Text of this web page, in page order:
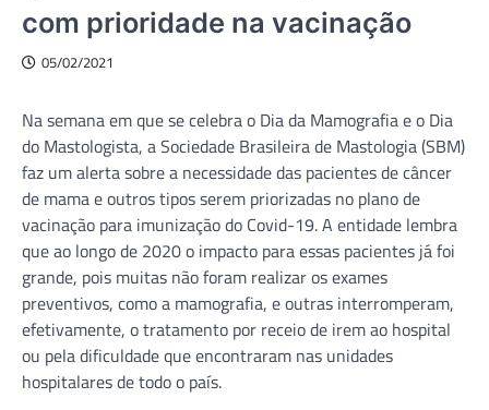
com prioridade na vacinação
05/02/2021
Na semana em que se celebra o Dia da Mamografia e o Dia
do Mastologista, a Sociedade Brasileira de Mastologia (SBM)
faz um alerta sobre a necessidade das pacientes de câncer
de mama e outros tipos serem priorizadas no plano de
vacinação para imunização do Covid-19. A entidade lembra
que ao longo de 2020 o impacto para essas pacientes já foi
grande, pois muitas não foram realizar os exames
preventivos, como a mamografia, e outras interromperam,
efetivamente, o tratamento por receio de irem ao hospital
ou pela dificuldade que encontraram nas unidades
hospitalares de todo o país.